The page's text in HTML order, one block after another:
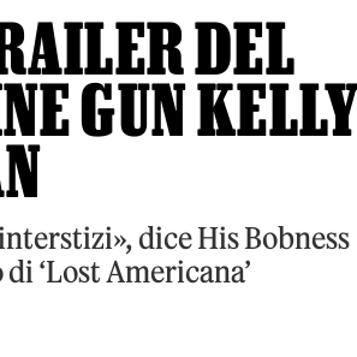
DEL
GUN
dice His Bobness
‘Lost Americana’